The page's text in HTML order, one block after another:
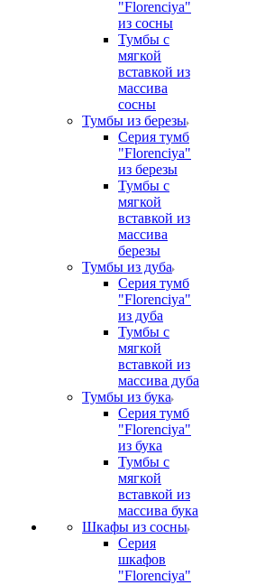
"Florenciya"
из сосны
Тумбы с
мягкой
вставкой из
массива
сосны
Тумбы из березы
Серия тумб
"Florenciya"
из березы
Тумбы с
мягкой
вставкой из
массива
березы
Тумбы из дуба
Серия тумб
"Florenciya"
из дуба
Тумбы с
мягкой
вставкой из
массива дуба
Тумбы из бука
Серия тумб
"Florenciya"
из бука
Тумбы с
мягкой
вставкой из
массива бука
Шкафы из сосны
Серия
шкафов
"Florenciya"